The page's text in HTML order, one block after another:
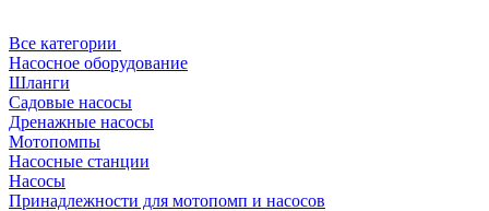
Все категории
Насосное оборудование
Шланги
Садовые насосы
Дренажные насосы
Мотопомпы
Насосные станции
Насосы
Принадлежности для мотопомп и насосов